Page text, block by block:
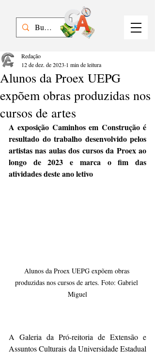
Alunos da Proex UEPG
expõem obras produzidas nos
cursos de artes
Redação
12 de dez. de 2023 1 min de leitura
A exposição Caminhos em Construção é
resultado do trabalho desenvolvido pelos
artistas nas aulas dos cursos da Proex ao
longo de 2023 e marca o fim das
atividades deste ano letivo
Alunos da Proex UEPG expõem obras
produzidas nos cursos de artes. Foto: Gabriel
Miguel
A Galeria da Pró-reitoria de Extensão e
Assuntos Culturais da Universidade Estadual